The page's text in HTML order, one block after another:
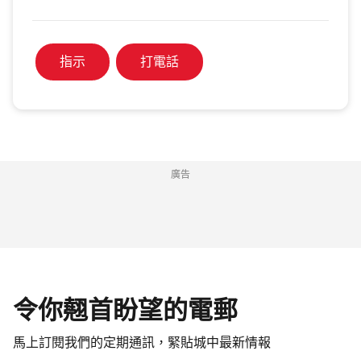
指示 打電話
廣告
令你翹首盼望的電郵
馬上訂閱我們的定期通訊，緊貼城中最新情報